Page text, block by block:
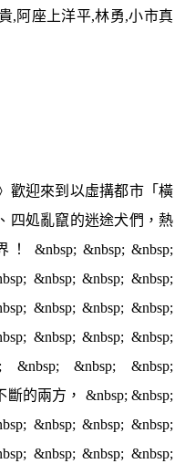
,阿座上洋平,林勇,小市真
歡迎來到以虛搆都市「橫
四処亂竄的迷途犬們，熱
&nbsp; &nbsp; &nbsp;
&nbsp; &nbsp; &nbsp;
&nbsp; &nbsp; &nbsp;
&nbsp; &nbsp; &nbsp;
&nbsp; &nbsp; &nbsp;
的兩方， &nbsp; &nbsp;
&nbsp; &nbsp; &nbsp;
&nbsp; &nbsp; &nbsp;